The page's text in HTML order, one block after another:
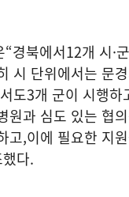
“경북에서12개 시·군
시 단위에서는 문
도3개 군이 시행하
원과 심도 있는 협
고,이에 필요한 지
다.